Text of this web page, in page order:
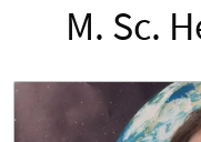
M. Sc.